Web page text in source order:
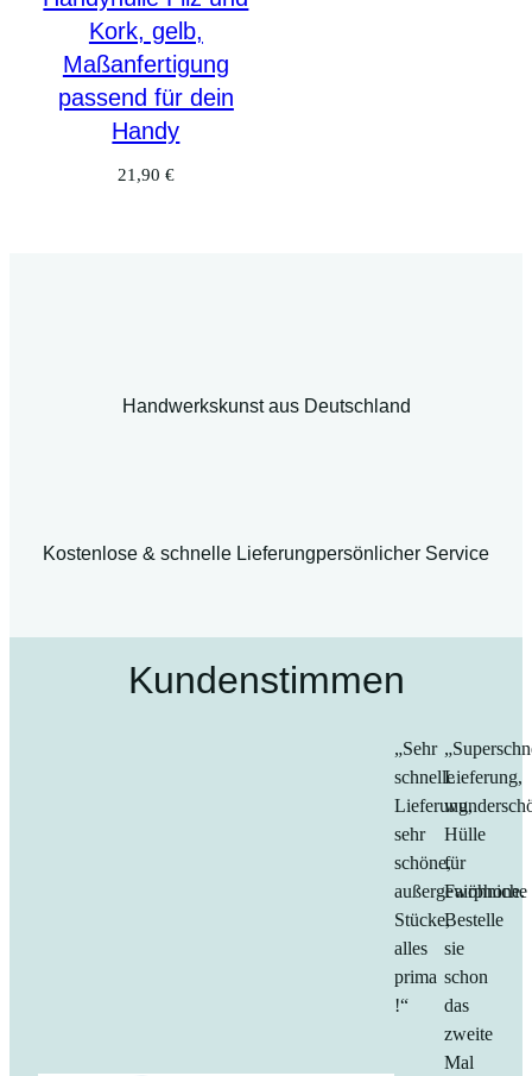
Kork, gelb,
Maßanfertigung
passend für dein
Handy
21,90 €
Handwerkskunst aus Deutschland
Kostenlose & schnelle Lieferungpersönlicher Service
Kundenstimmen
„Sehr
schnelle
Lieferung,
sehr
schöne,
außergewöhniche
Stücke,
alles
prima
!“
Lieferung,
Hülle
für
Fairphone.
Bestelle
sie
schon
das
zweite
Mal